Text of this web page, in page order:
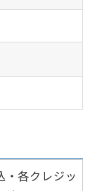
・各クレジッ